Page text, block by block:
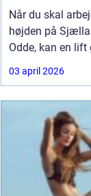
løsning
Når du skal
højden på
Odde, kan en lift
forskellen på en
besværlig og en
Hvad enten du
beskære træer,
gavl, reparere
eller sætte nye
03 april 2026